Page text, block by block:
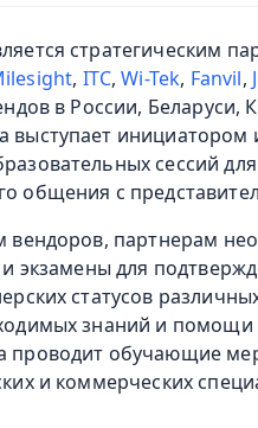
стратегическим
, ITC,Wi-Tek, Fanvil,
в России, Беларуси,
инициатором
сессий
общения с
вендоров, партнерам
экзамены для
статусов
знаний и помощи
проводит обучающие
и коммерческих